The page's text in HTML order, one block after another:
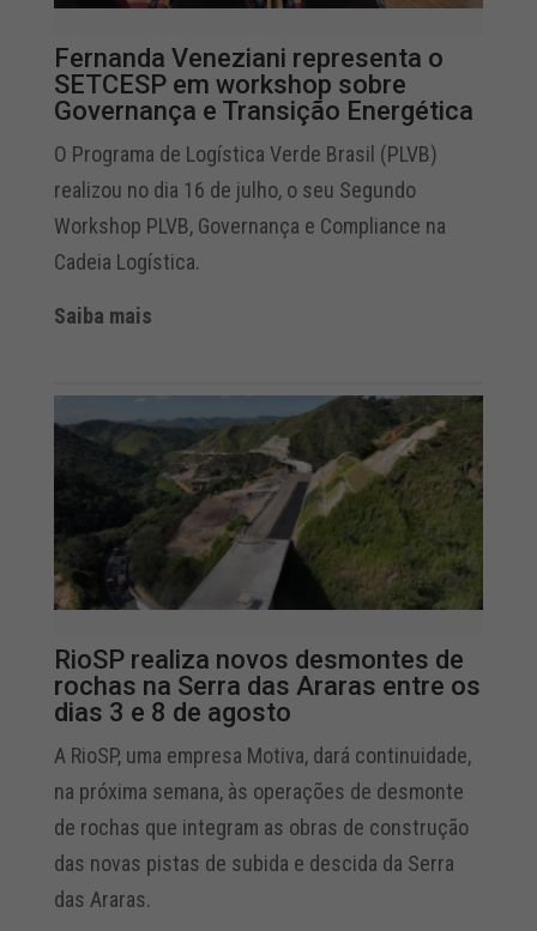
Fernanda Veneziani representa o
SETCESP em workshop sobre
Governança e Transição Energética
O Programa de Logística Verde Brasil (PLVB)
realizou no dia 16 de julho, o seu Segundo
Workshop PLVB, Governança e Compliance na
Cadeia Logística.
Saiba mais
RioSP realiza novos desmontes de
rochas na Serra das Araras entre os
dias 3 e 8 de agosto
A RioSP, uma empresa Motiva, dará continuidade,
na próxima semana, às operações de desmonte
de rochas que integram as obras de construção
das novas pistas de subida e descida da Serra
das Araras.